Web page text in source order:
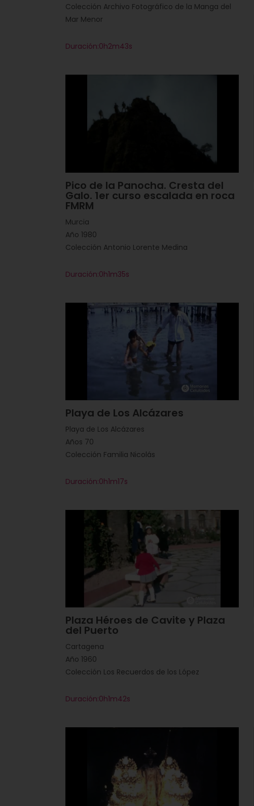
Colección Archivo Fotográfico de la Manga del
Mar Menor
Duración:0h2m43s
Pico de la Panocha. Cresta del
Galo. 1er curso escalada en roca
FMRM
Murcia
Año 1980
Colección Antonio Lorente Medina
Duración:0h1m35s
Playa de Los Alcázares
Playa de Los Alcázares
Años 70
Colección Familia Nicolás
Duración:0h1m17s
Plaza Héroes de Cavite y Plaza
del Puerto
Cartagena
Año 1960
Colección Los Recuerdos de los López
Duración:0h1m42s